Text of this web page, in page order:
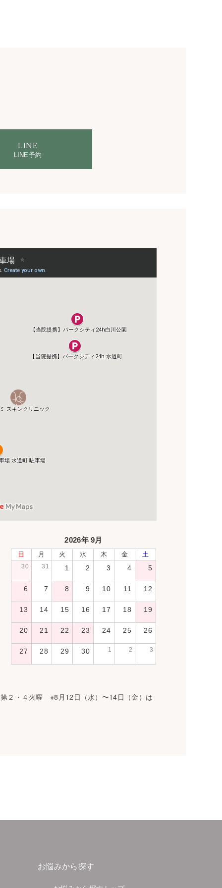
LINE
LINE予約
2026年 9月
日 月 火 水 木 金
土
30
31 1 2 3 4 5
6 7 8 9 10 11 12
13 14 15 16 17 18 19
20 21 22 23 24 25 26
27 28 29 30 1 2 3
２・４火曜 ※8月12日（水）〜14日（金）は
お悩みから探す